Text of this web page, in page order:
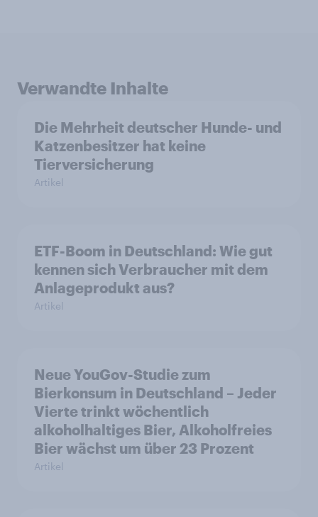
Verwandte Inhalte
Die Mehrheit deutscher Hunde- und
Katzenbesitzer hat keine
Tierversicherung
Artikel
ETF-Boom in Deutschland: Wie gut
kennen sich Verbraucher mit dem
Anlageprodukt aus?
Artikel
Neue YouGov-Studie zum
Bierkonsum in Deutschland – Jeder
Vierte trinkt wöchentlich
alkoholhaltiges Bier, Alkoholfreies
Bier wächst um über 23 Prozent
Artikel